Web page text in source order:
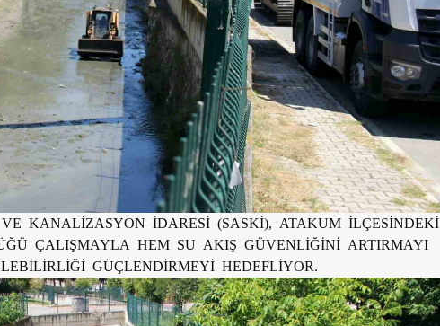
KANALİZASYON İDARESİ (SASKİ), ATAKUM İLÇESİNDEKİ
ÇALIŞMAYLA HEM SU AKIŞ GÜVENLİĞİNİ ARTIRMAYI
GÜÇLENDİRMEYİ HEDEFLİYOR.